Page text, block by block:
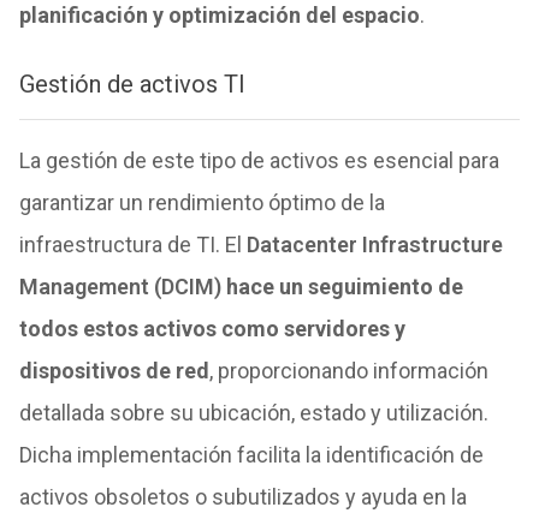
planificación y optimización del espacio.
Gestión de activos TI
La gestión de este tipo de activos es esencial para
garantizar un rendimiento óptimo de la
infraestructura de TI. El Datacenter Infrastructure
Management (DCIM)hace un seguimiento de
todos estos activos como servidores y
dispositivos de red , proporcionando información
detallada sobre su ubicación, estado y utilización.
Dicha implementación facilita la identificación de
activos obsoletos o subutilizados y ayuda en la